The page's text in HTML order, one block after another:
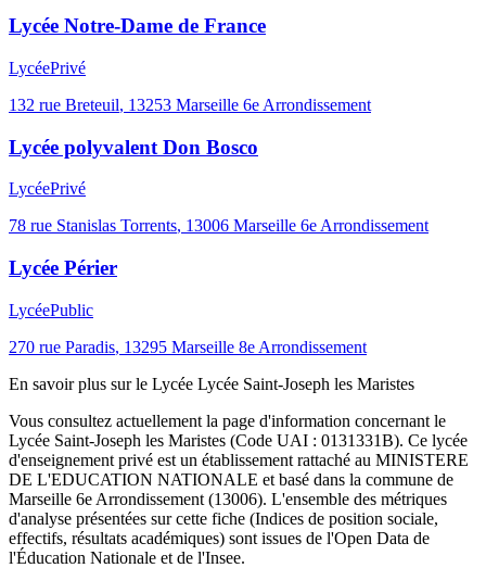
Lycée Notre-Dame de France
LycéePrivé
132 rue Breteuil, 13253 Marseille 6e Arrondissement
Lycée polyvalent Don Bosco
LycéePrivé
78 rue Stanislas Torrents, 13006 Marseille 6e Arrondissement
Lycée Périer
LycéePublic
270 rue Paradis, 13295 Marseille 8e Arrondissement
En savoir plus sur le Lycée Lycée Saint-Joseph les Maristes
Vous consultez actuellement la page d'information concernant le
Lycée Saint-Joseph les Maristes (Code UAI : 0131331B). Ce lycée
d'enseignement privé est un établissement rattaché au MINISTERE
DE L'EDUCATION NATIONALE et basé dans la commune de
Marseille 6e Arrondissement (13006). L'ensemble des métriques
d'analyse présentées sur cette fiche (Indices de position sociale,
effectifs, résultats académiques) sont issues de l'Open Data de
l'Éducation Nationale et de l'Insee.